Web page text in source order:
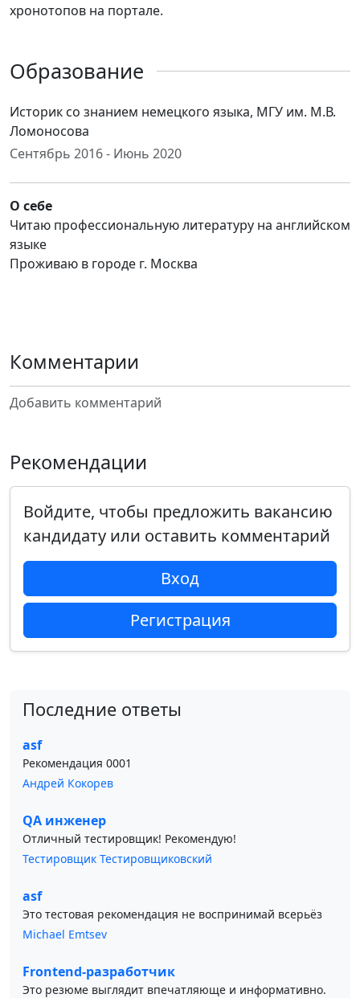
хронотопов на портале.
Образование
Историк со знанием немецкого языка, МГУ им. М.В.
Ломоносова
Сентябрь 2016 - Июнь 2020
О себе
Читаю профессиональную литературу на английском
языке
Проживаю в городе г. Москва
Комментарии
Добавить комментарий
Рекомендации
Войдите, чтобы предложить вакансию
кандидату или оставить комментарий
Вход
Регистрация
Последние ответы
asf
Рекомендация 0001
Андрей Кокорев
QA инженер
Отличный тестировщик! Рекомендую!
Тестировщик Тестировщиковский
asf
Это тестовая рекомендация не воспринимай всерьёз
Michael Emtsev
Frontend-разработчик
Это резюме выглядит впечатляюще и информативно.